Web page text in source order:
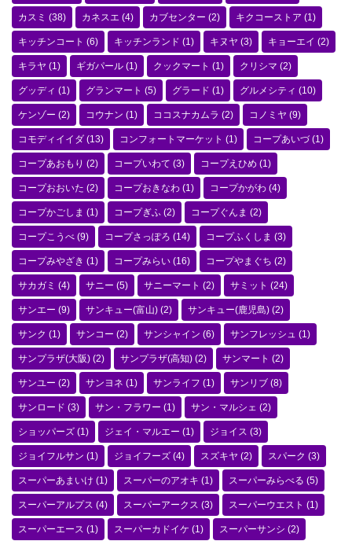
カスミ (38) カネスエ (4) カブセンター (2) キクコーストア (1)
キッチンコート (6) キッチンランド (1) キヌヤ (3) キョーエイ (2)
キラヤ (1) ギガパール (1) クックマート (1) クリシマ (2)
グッディ (1) グランマート (5) グラード (1) グルメシティ (10)
ケンゾー (2) コウナン (1) ココスナカムラ (2) コノミヤ (9)
コモディイイダ (13) コンフォートマーケット (1) コープあいづ(1)
コープあおもり (2) コープいわて (3) コープえひめ (1)
コープおおいた (2) コープおきなわ (1) コープかがわ (4)
コープかごしま (1) コープぎふ (2) コープぐんま (2)
コープこうべ (9) コープさっぽろ (14) コープふくしま (3)
コープみやざき (1) コープみらい (16) コープやまぐち (2)
サカガミ (4) サニー (5) サニーマート (2) サミット (24)
サンエー (9) サンキュー(富山) (2) サンキュー(鹿児島) (2)
サンク (1) サンコー (2) サンシャイン (6) サンフレッシュ (1)
サンプラザ(大阪) (2) サンプラザ(高知) (2) サンマート (2)
サンユー (2) サンヨネ (1) サンライフ (1) サンリブ (8)
サンロード (3) サン・フラワー (1) サン・マルシェ (2)
ショッパーズ (1) ジェイ・マルエー (1) ジョイス (3)
ジョイフルサン (1) ジョイフーズ (4) スズキヤ (2) スパーク (3)
スーパーあまいけ (1) スーパーのアオキ (1) スーパーみらべる (5)
スーパーアルプス (4) スーパーアークス (3) スーパーウエスト (1)
スーパーエース (1) スーパーカドイケ (1) スーパーサンシ (2)